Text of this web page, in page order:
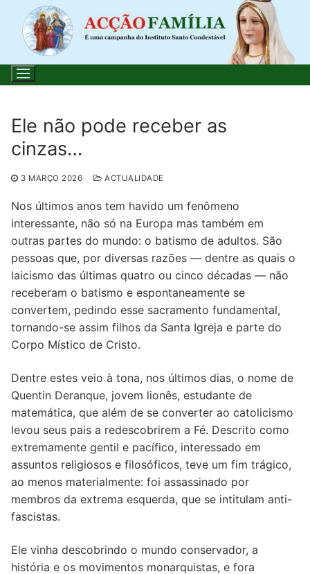
para
conteúdo
Pesquisar
por:
Início
Loja
Blog
Santo do Dia
Quem somos nós
Ele não pode receber as
cinzas…
3 MARÇO 2026 ACTUALIDADE
Nos últimos anos tem havido um fenômeno
interessante, não só na Europa mas também em
outras partes do mundo: o batismo de adultos. São
pessoas que, por diversas razões — dentre as quais o
laicismo das últimas quatro ou cinco décadas — não
receberam o batismo e espontaneamente se
convertem, pedindo esse sacramento fundamental,
tornando-se assim filhos da Santa Igreja e parte do
Corpo Místico de Cristo.
Dentre estes veio à tona, nos últimos dias, o nome de
Quentin Deranque, jovem lionês, estudante de
matemática, que além de se converter ao catolicismo
levou seus pais a redescobrirem a Fé. Descrito como
extremamente gentil e pacífico, interessado em
assuntos religiosos e filosóficos, teve um fim trágico,
ao menos materialmente: foi assassinado por
membros da extrema esquerda, que se intitulam anti-
fascistas.
Ele vinha descobrindo o mundo conservador, a
história e os movimentos monarquistas, e fora